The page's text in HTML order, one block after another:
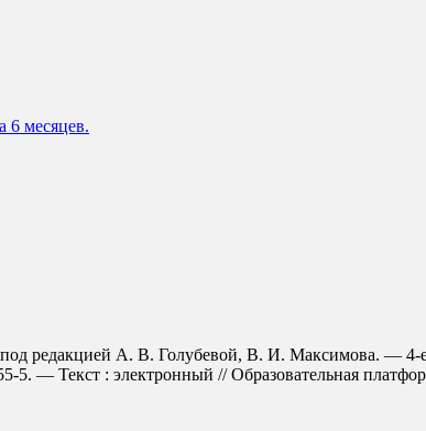
6 месяцев.
под редакцией А. В. Голубевой, В. И. Максимова. —
— Текст : электронный // Образовательная